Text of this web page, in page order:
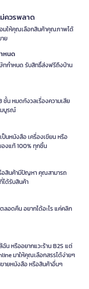
ควรพลาด
อมให้คุณเลือกสินค้าคุณภาพได้
ย
หนด
ทกำหนด รับสิทธิ์ส่งฟรีถึงบ้าน
น หมดกังวลเรื่องความเสีย
มบูรณ์
ป็นหนังสือ เครื่องเขียน หรือ
องแท้ 100% ทุกชิ้น
อสินค้ามีปัญหา คุณสามารถ
ได้รับสินค้า
อดคืน อยากได้อะไร แค่คลิก
น หรืออยากแวะร้าน B2S แต่
มาให้คุณเลือกสรรได้ง่ายๆ
ายหนังสือ หรือสินค้าอื่นๆ